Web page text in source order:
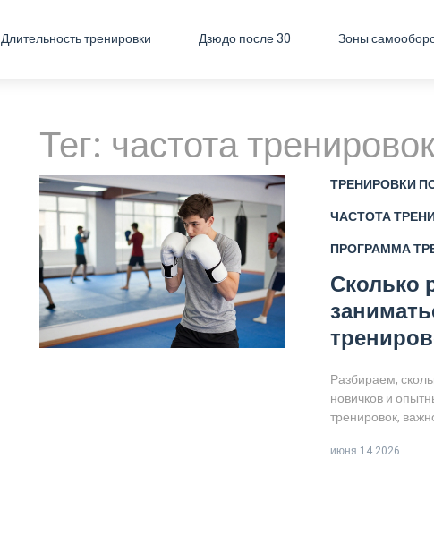
Длительность тренировки Дзюдо после 30 Зоны
Тег: частота
ТРЕНИРОВКИ
ЧАСТОТА
ПРОГРАММА
Сколько
Разбираем,
новичков и
тренировок,
июня 14 2026